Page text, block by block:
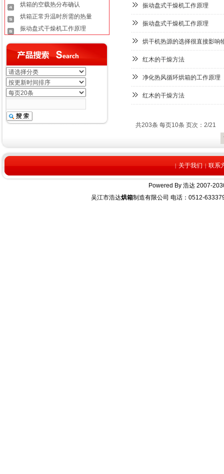
振动盘式干燥机工作原理
振动盘式干燥机工作原理
烘干机热源的选择很直接影响
红木的干燥方法
净化热风循环烘箱的工作原理
红木的干燥方法
共203条 每页10条 页次：2/21
烘箱的空载热分布确认
烘箱正常升温时所需的热量
振动盘式干燥机工作原理
运用干燥原理对干燥过程进
什么样的压缩空气干燥机更
烘干机设备行业风机的选用
|关于我们 |联系
Powered By 浩达 2007-
吴江市浩达烘箱制造有限公司 电话：0512-